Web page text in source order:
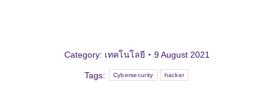
Category: เทคโนโลยี 9 August 2021
Tags: Cybersecurity hacker